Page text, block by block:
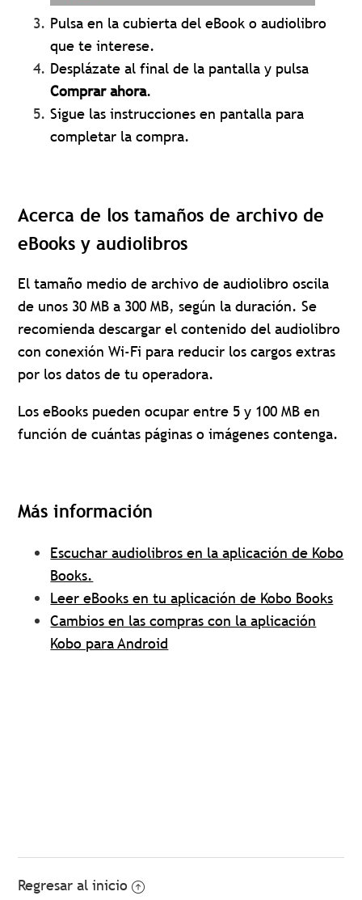
Pulsa en la cubierta del eBook o audiolibro
que te interese.
Desplázate al final de la pantalla y pulsa
Comprar ahora.
Sigue las instrucciones en pantalla para
completar la compra.
Acerca de los tamaños de archivo de
eBooks y audiolibros
El tamaño medio de archivo de audiolibro oscila
de unos 30 MB a 300 MB, según la duración. Se
recomienda descargar el contenido del audiolibro
con conexión Wi-Fi para reducir los cargos extras
por los datos de tu operadora.
Los eBooks pueden ocupar entre 5 y 100 MB en
función de cuántas páginas o imágenes contenga.
Más información
Escuchar audiolibros en la aplicación de Kobo
Books.
Leer eBooks en tu aplicación de Kobo Books
Cambios en las compras con la aplicación
Kobo para Android
Regresar al inicio